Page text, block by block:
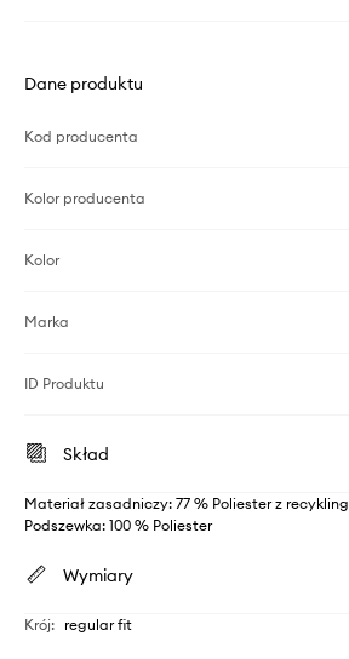
Dane produktu
Kod producenta
Kolor producenta
Kolor
Marka
ID Produktu
Skład
Materiał zasadniczy: 77 % Poliester z
Podszewka: 100 % Poliester
Wymiary
Krój: regular fit